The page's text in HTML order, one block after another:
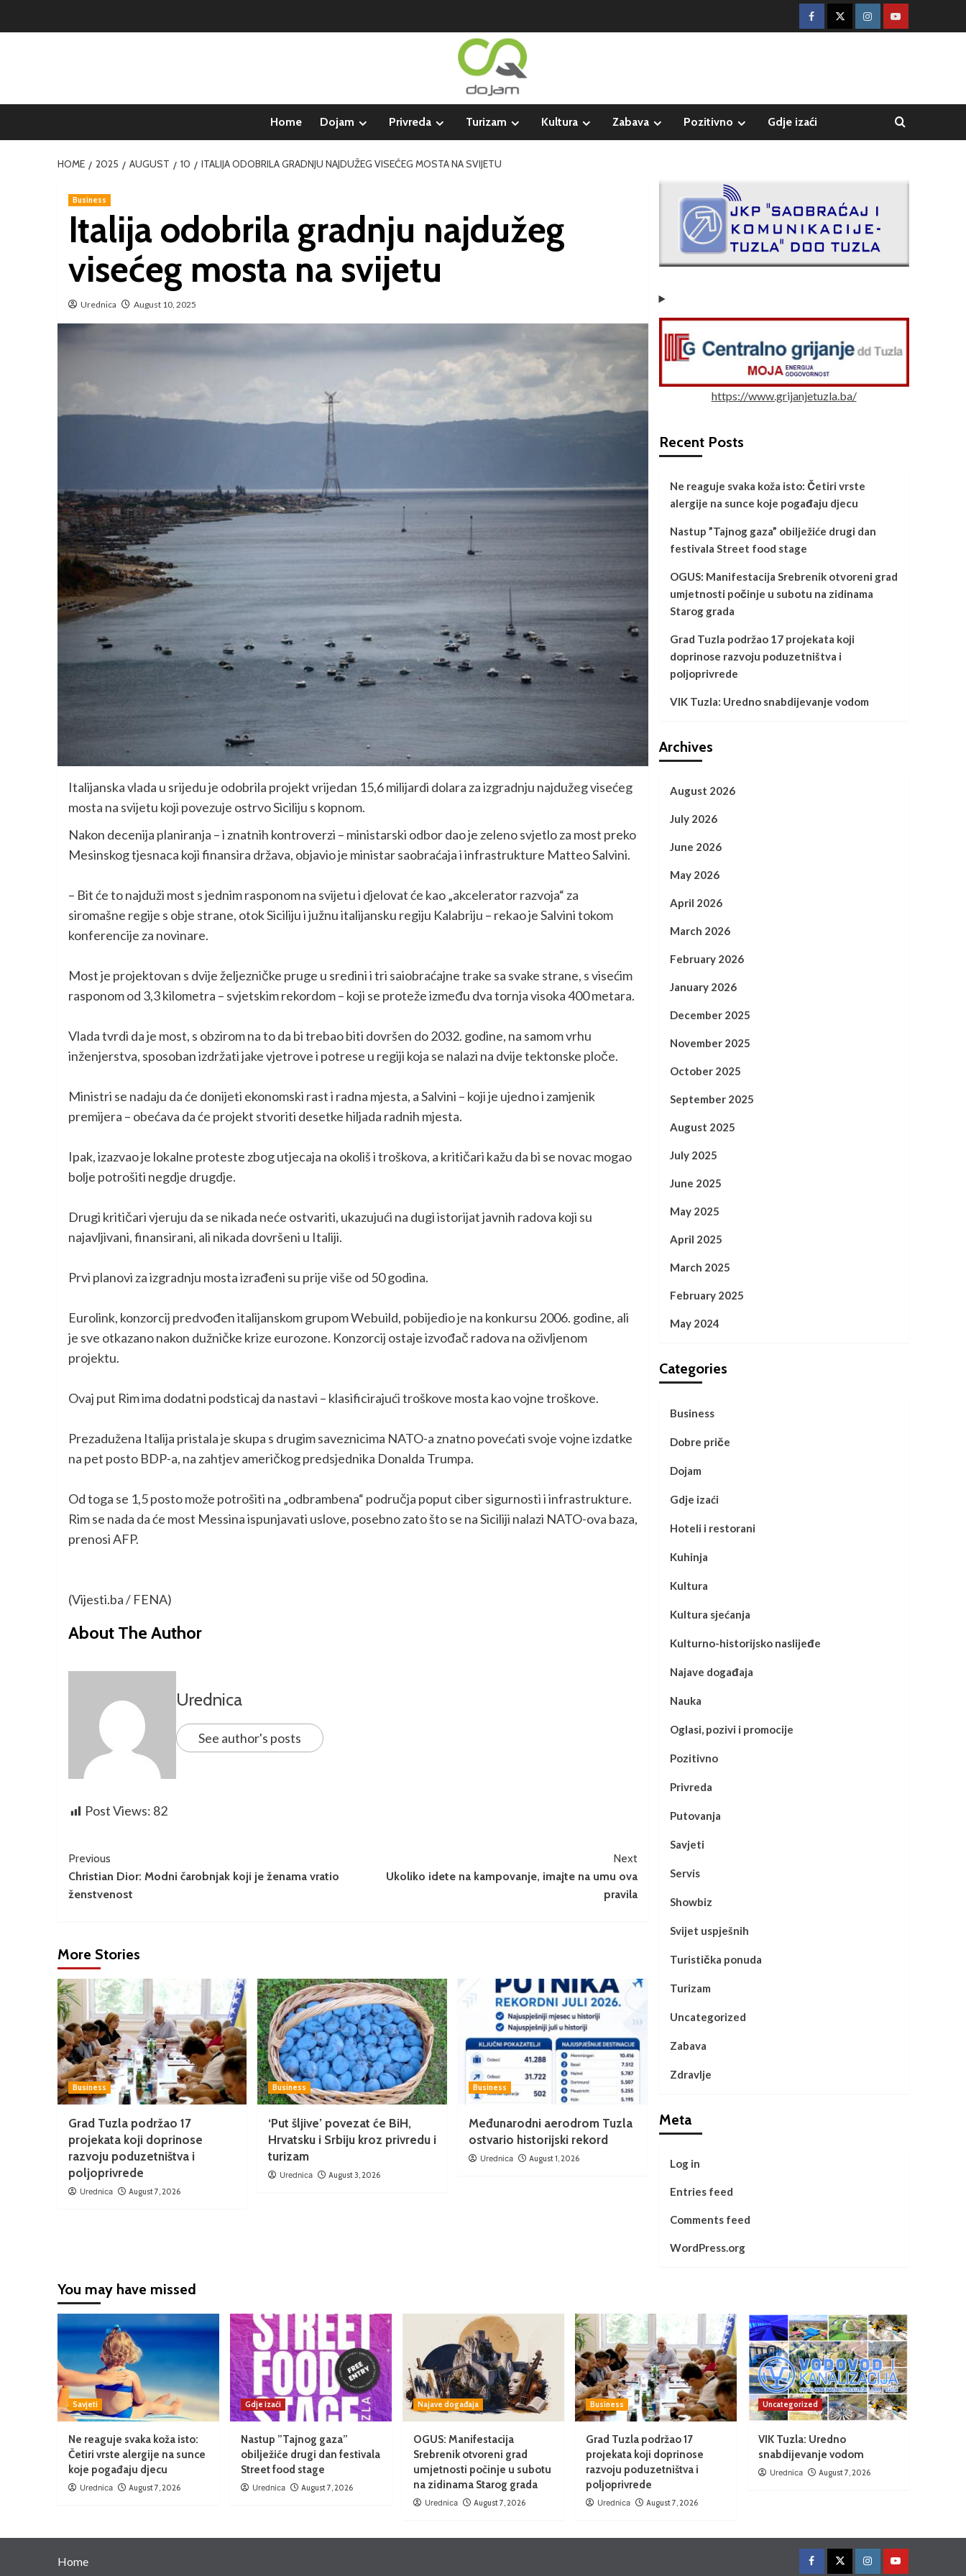
Home Dojam Privreda Turizam Kultura Zabava Pozitivno Gdje izaći
HOME 2025 AUGUST 10 ITALIJA ODOBRILA GRADNJU NAJDUŽEG VISEĆEG MOSTA NA SVIJETU
Business
Italija odobrila gradnju najdužeg
visećeg mosta na svijetu
Urednica August 10, 2025
Italijanska vlada u srijedu je odobrila projekt vrijedan 15,6 milijardi dolara za izgradnju najdužeg visećeg
mosta na svijetu koji povezuje ostrvo Siciliju s kopnom.
Nakon decenija planiranja – i znatnih kontroverzi – ministarski odbor dao je zeleno svjetlo za most preko
Mesinskog tjesnaca koji finansira država, objavio je ministar saobraćaja i infrastrukture Matteo Salvini.
– Bit će to najduži most s jednim rasponom na svijetu i djelovat će kao „akcelerator razvoja“ za
siromašne regije s obje strane, otok Siciliju i južnu italijansku regiju Kalabriju – rekao je Salvini tokom
konferencije za novinare.
Most je projektovan s dvije željezničke pruge u sredini i tri saiobraćajne trake sa svake strane, s visećim
rasponom od 3,3 kilometra – svjetskim rekordom – koji se proteže između dva tornja visoka 400 metara.
Vlada tvrdi da je most, s obzirom na to da bi trebao biti dovršen do 2032. godine, na samom vrhu
inženjerstva, sposoban izdržati jake vjetrove i potrese u regiji koja se nalazi na dvije tektonske ploče.
Ministri se nadaju da će donijeti ekonomski rast i radna mjesta, a Salvini – koji je ujedno i zamjenik
premijera – obećava da će projekt stvoriti desetke hiljada radnih mjesta.
Ipak, izazvao je lokalne proteste zbog utjecaja na okoliš i troškova, a kritičari kažu da bi se novac mogao
bolje potrošiti negdje drugdje.
Drugi kritičari vjeruju da se nikada neće ostvariti, ukazujući na dugi istorijat javnih radova koji su
najavljivani, finansirani, ali nikada dovršeni u Italiji.
Prvi planovi za izgradnju mosta izrađeni su prije više od 50 godina.
Eurolink, konzorcij predvođen italijanskom grupom Webuild, pobijedio je na konkursu 2006. godine, ali
je sve otkazano nakon dužničke krize eurozone. Konzorcij ostaje izvođač radova na oživljenom
projektu.
Ovaj put Rim ima dodatni podsticaj da nastavi – klasificirajući troškove mosta kao vojne troškove.
Prezadužena Italija pristala je skupa s drugim saveznicima NATO-a znatno povećati svoje vojne izdatke
na pet posto BDP-a, na zahtjev američkog predsjednika Donalda Trumpa.
Od toga se 1,5 posto može potrošiti na „odbrambena“ područja poput ciber sigurnosti i infrastrukture.
Rim se nada da će most Messina ispunjavati uslove, posebno zato što se na Siciliji nalazi NATO-ova baza,
prenosi AFP.
(Vijesti.ba / FENA)
About The Author
Urednica
See author's posts
Post Views: 82
Previous
Christian Dior: Modni čarobnjak koji je ženama vratio
ženstvenost
Next
Ukoliko idete na kampovanje, imajte na umu ova
pravila
More Stories
Business
Grad Tuzla podržao 17
projekata koji doprinose
razvoju poduzetništva i
poljoprivrede
Urednica August 7, 2026
Business
‘Put šljive’ povezat će BiH,
Hrvatsku i Srbiju kroz privredu i
turizam
Urednica August 3, 2026
Business
Međunarodni aerodrom Tuzla
ostvario historijski rekord
Urednica August 1, 2026
https://www.grijanjetuzla.ba/
Recent Posts
Ne reaguje svaka koža isto: Četiri vrste
alergije na sunce koje pogađaju djecu
Nastup ”Tajnog gaza” obilježiće drugi dan
festivala Street food stage
OGUS: Manifestacija Srebrenik otvoreni grad
umjetnosti počinje u subotu na zidinama
Starog grada
Grad Tuzla podržao 17 projekata koji
doprinose razvoju poduzetništva i
poljoprivrede
VIK Tuzla: Uredno snabdijevanje vodom
Archives
August 2026
July 2026
June 2026
May 2026
April 2026
March 2026
February 2026
January 2026
December 2025
November 2025
October 2025
September 2025
August 2025
July 2025
June 2025
May 2025
April 2025
March 2025
February 2025
May 2024
Categories
Business
Dobre priče
Dojam
Gdje izaći
Hoteli i restorani
Kuhinja
Kultura
Kultura sjećanja
Kulturno-historijsko naslijeđe
Najave događaja
Nauka
Oglasi, pozivi i promocije
Pozitivno
Privreda
Putovanja
Savjeti
Servis
Showbiz
Svijet uspješnih
Turistička ponuda
Turizam
Uncategorized
Zabava
Zdravlje
Meta
Log in
Entries feed
Comments feed
WordPress.org
You may have missed
Savjeti
Ne reaguje svaka koža isto:
Četiri vrste alergije na sunce
koje pogađaju djecu
Urednica August 7, 2026
Gdje izaći
Nastup ”Tajnog gaza”
obilježiće drugi dan festivala
Street food stage
Urednica August 7, 2026
Najave događaja
OGUS: Manifestacija
Srebrenik otvoreni grad
umjetnosti počinje u subotu
na zidinama Starog grada
Urednica August 7, 2026
Business
Grad Tuzla podržao 17
projekata koji doprinose
razvoju poduzetništva i
poljoprivrede
Urednica August 7, 2026
Uncategorized
VIK Tuzla: Uredno
snabdijevanje vodom
Urednica August 7, 2026
Home